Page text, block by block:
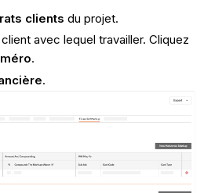
clients du projet.
avec lequel travailler. Cliquez
.
.